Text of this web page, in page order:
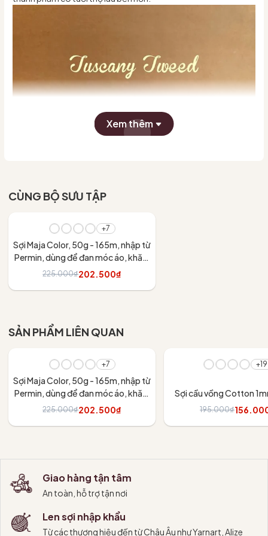
áo cho trẻ 6 tuổi: 4 cuộn.
- Với dòng khăn choàng cổ 18 x 150 cm, bạn cần 6 cuộn
Xem thêm
CÙNG BỘ SƯU TẬP
+7
Sợi Maja Color, 50g - 165m, nhập từ
Permin, dùng để đan móc áo, khăn,
váy
225.000₫202.500₫
SẢN PHẨM LIÊN QUAN
+7
Sợi Maja Color, 50g - 165m, nhập từ
Permin, dùng để đan móc áo, khăn,
váy
225.000₫202.500₫
+19
Sợi cầu vồng Cotton
195.000₫
Giao hàng tận tâm
An toàn, hỗ trợ tận nơi
Len sợi nhập khẩu
Từ các thương hiệu đến từ Châu Âu như Yarnart, Alize